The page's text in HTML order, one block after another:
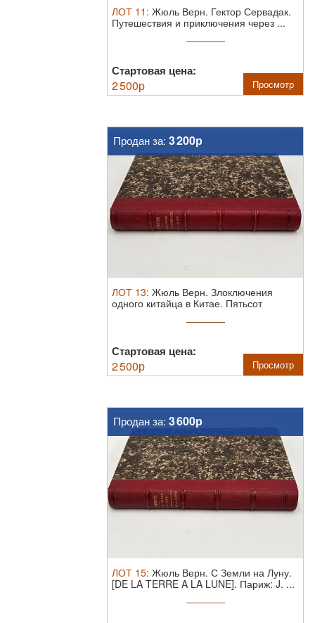
ЛОТ 11 : Жюль Верн. Гектор Сервадак.
Путешествия и приключения через ...
Стартовая цена:
2 500р Просмотр
Продан за: 3 200р
ЛОТ 13: Жюль Верн. Злоключения
одного китайца в Китае. Пятьсот
Стартовая цена:
2 500р Просмотр
Продан за: 3 600р
ЛОТ 15: Жюль Верн. С Земли на Луну.
[DE LA TERRE A LA LUNE]. Париж: J. ...